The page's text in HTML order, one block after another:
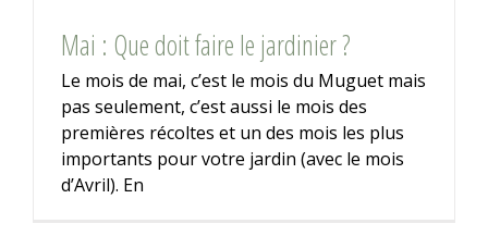
Mai : Que doit faire le jardinier ?
Le mois de mai, c’est le mois du Muguet mais
pas seulement, c’est aussi le mois des
premières récoltes et un des mois les plus
importants pour votre jardin (avec le mois
d’Avril). En